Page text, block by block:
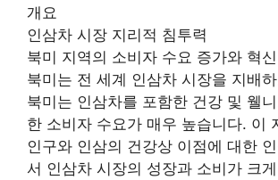
개요
인삼차 시장 지리적 침투력
북미 지역의 소비자 수요 증가와 혁신
북미는 전 세계 인삼차 시장을 지배
북미는 인삼차를 포함한 건강 및 웰
한 소비자 수요가 매우 높습니다. 이
인구와 인삼의 건강상 이점에 대한
서 인삼차 시장의 성장과 소비가 크